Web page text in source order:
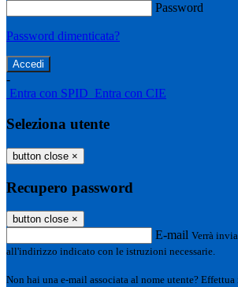
Password
Password dimenticata?
-
Entra con SPID Entra con CIE
Seleziona utente
button close ×
Recupero password
button close ×
E-mail Verrà
all'indirizzo indicato con le istruzioni necessarie.
Non hai una e-mail associata al nome utente?